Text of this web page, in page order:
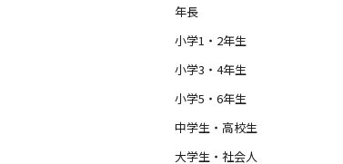
年長
小学1・2年生
小学3・4年生
小学5・6年生
中学生・高校生
大学生・社会人